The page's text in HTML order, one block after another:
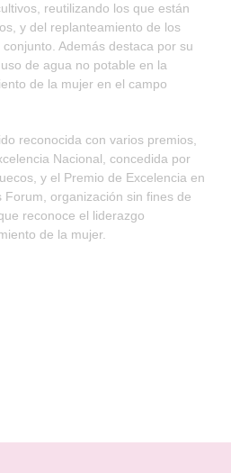
reutilizando los que están
y del replanteamiento de los
Además destaca por su
de agua no potable en la
de la mujer en el campo
reconocida con varios premios,
Nacional, concedida por
y el Premio de Excelencia en
Forum , organización sin fines de
reconoce el liderazgo
de la mujer.